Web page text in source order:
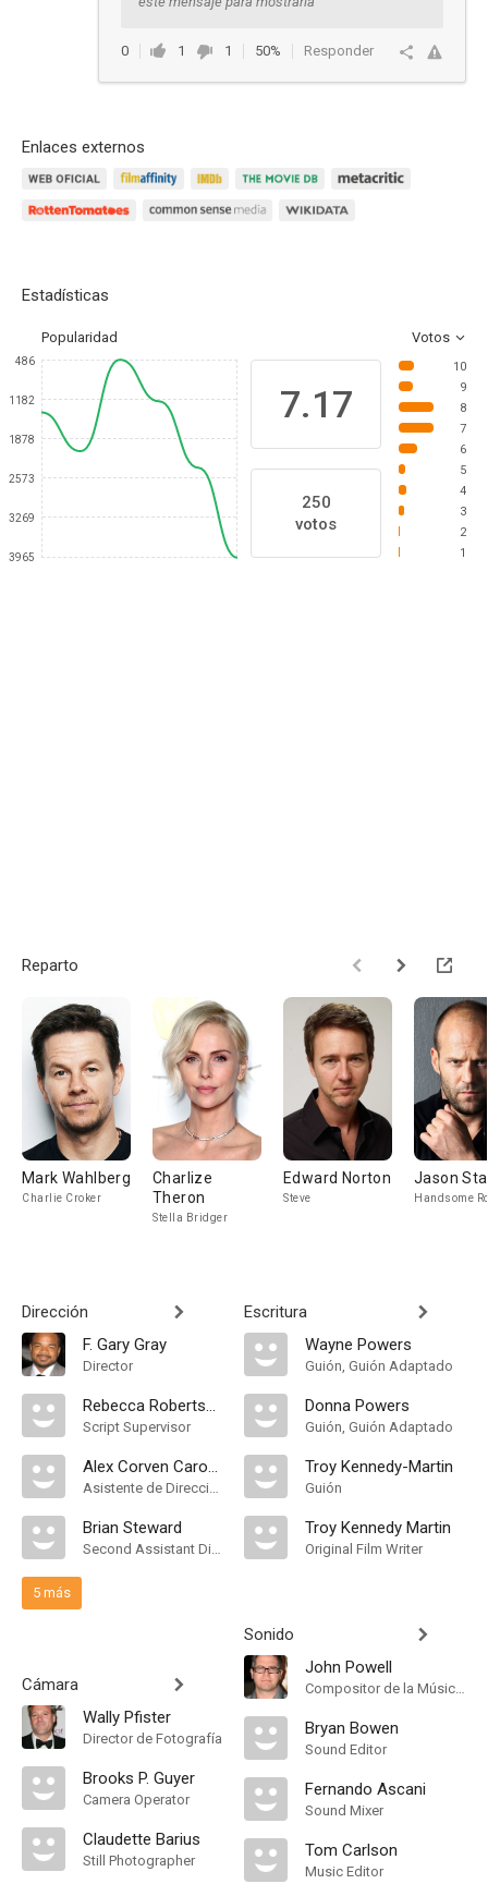
0 1 1 50% Responder
Enlaces externos
Estadísticas
Popularidad Votos
486
1182
1878
2573
3269
3965
7.17
250
votos
10
9
8
7
6
5
4
3
2
1
Reparto
Mark Wahlberg
Charlie Croker
Charlize
Theron
Stella Bridger
Edward Norton
Steve
Jason
Handsome
Dirección
F. Gary Gray
Director
Rebecca Robertson
Script Supervisor
Alex Corven Caronia
Asistente de Dirección
Brian Steward
Second Assistant Director
5 más
Cámara
Wally Pfister
Director de Fotografía
Brooks P. Guyer
Camera Operator
Claudette Barius
Still Photographer
Escritura
Wayne Powers
Guión, Guión Adaptado
Donna Powers
Guión, Guión Adaptado
Troy Kennedy-Martin
Guión
Troy Kennedy Martin
Original Film Writer
Sonido
John Powell
Compositor de la Música Original
Bryan Bowen
Sound Editor
Fernando Ascani
Sound Mixer
Tom Carlson
Music Editor